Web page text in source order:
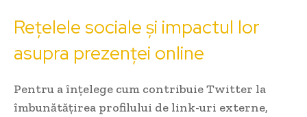
Rețelele sociale și impactul lor
asupra prezenței online
Pentru a înțelege cum contribuie Twitter la
îmbunătățirea profilului de link-uri externe,